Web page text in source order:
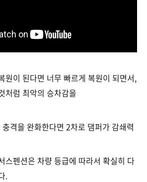
원이 된다면 너무 빠르게 복원이 되면서,
처럼 최악의 승차감을
격을 완화한다면 2차로 댐퍼가 감쇄력
스펜션은 차량 등급에 따라서 확실히 다
.